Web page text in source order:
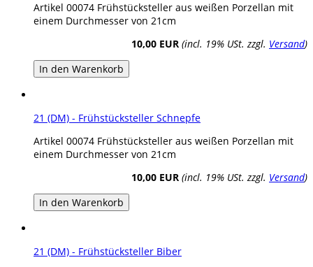
Artikel 00074 Frühstücksteller aus weißen Porzellan mit
einem Durchmesser von 21cm
10,00 EUR (incl. 19% USt. zzgl. Versand)
In den Warenkorb
21 (DM) - Frühstücksteller Schnepfe
Artikel 00074 Frühstücksteller aus weißen Porzellan mit
einem Durchmesser von 21cm
10,00 EUR (incl. 19% USt. zzgl. Versand)
In den Warenkorb
21 (DM) - Frühstücksteller Biber